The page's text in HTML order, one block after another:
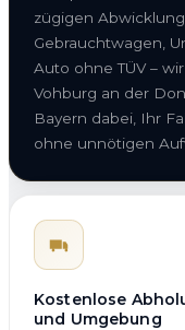
zügigen
Gebrauchtwagen,
Auto ohne TÜV –
Vohburg an der
Bayern dabei, Ihr
ohne unnötigen
Kostenlose
und Umgebung